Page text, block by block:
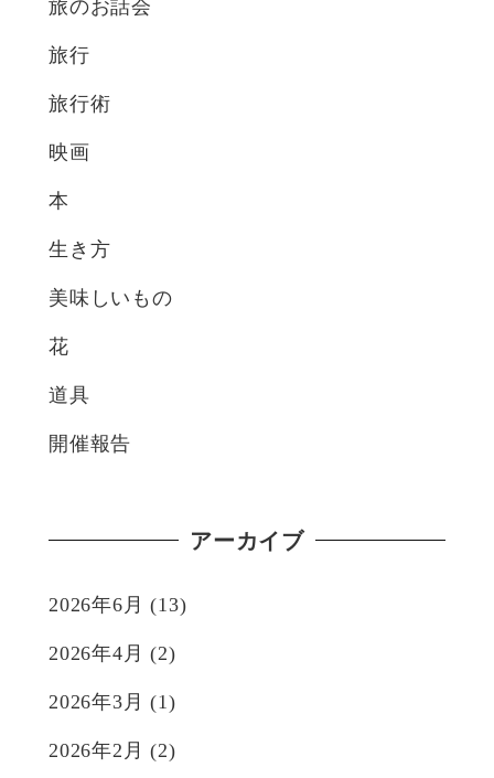
旅のお話会
旅行
旅行術
映画
本
生き方
美味しいもの
花
道具
開催報告
アーカイブ
2026年6月 (13)
2026年4月 (2)
2026年3月 (1)
2026年2月 (2)